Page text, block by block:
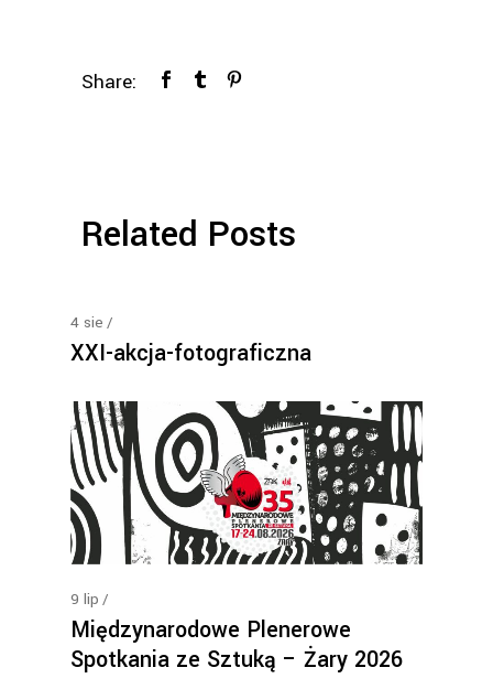
Share:
Related Posts
4 sie
XXI-akcja-fotograficzna
9 lip
Międzynarodowe Plenerowe
Spotkania ze Sztuką – Żary 2026